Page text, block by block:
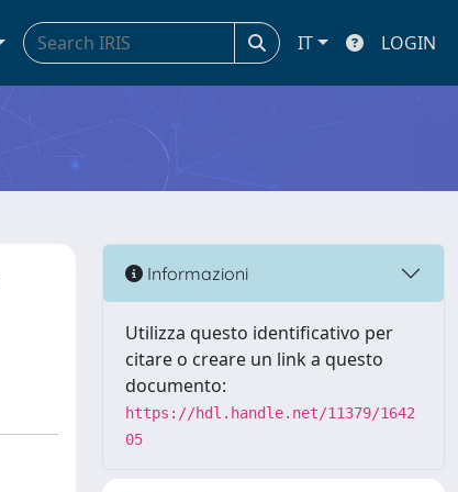
IT LOGIN
Informazioni
Utilizza questo identificativo per
citare o creare un link a questo
documento:
https://hdl.handle.net/11379/1642
05